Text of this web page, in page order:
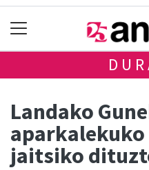
Landako
jaitsiko